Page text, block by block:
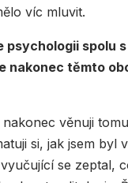
víc mluvit.
psychologii spolu
nakonec těmto
věnuji
si, jak jsem byl
se zeptal,